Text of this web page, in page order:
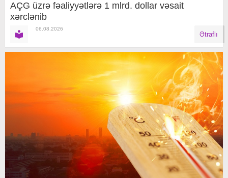
AÇG üzrə fəaliyyətlərə 1 mlrd. dollar vəsait
xərclənib
06.08.2026
Ətraflı